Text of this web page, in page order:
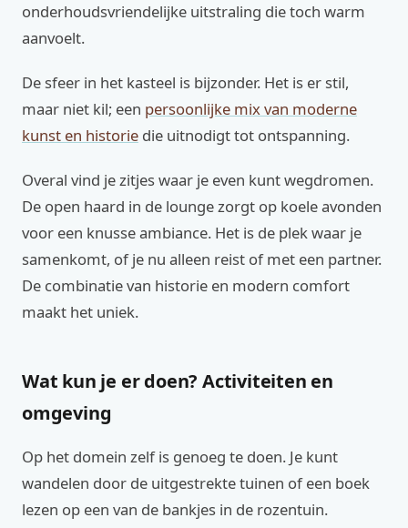
onderhoudsvriendelijke uitstraling die toch warm
aanvoelt.
De sfeer in het kasteel is bijzonder. Het is er stil,
maar niet kil; een persoonlijke mix van moderne
kunst en historie die uitnodigt tot ontspanning.
Overal vind je zitjes waar je even kunt wegdromen.
De open haard in de lounge zorgt op koele avonden
voor een knusse ambiance. Het is de plek waar je
samenkomt, of je nu alleen reist of met een partner.
De combinatie van historie en modern comfort
maakt het uniek.
Wat kun je er doen? Activiteiten en
omgeving
Op het domein zelf is genoeg te doen. Je kunt
wandelen door de uitgestrekte tuinen of een boek
lezen op een van de bankjes in de rozentuin.